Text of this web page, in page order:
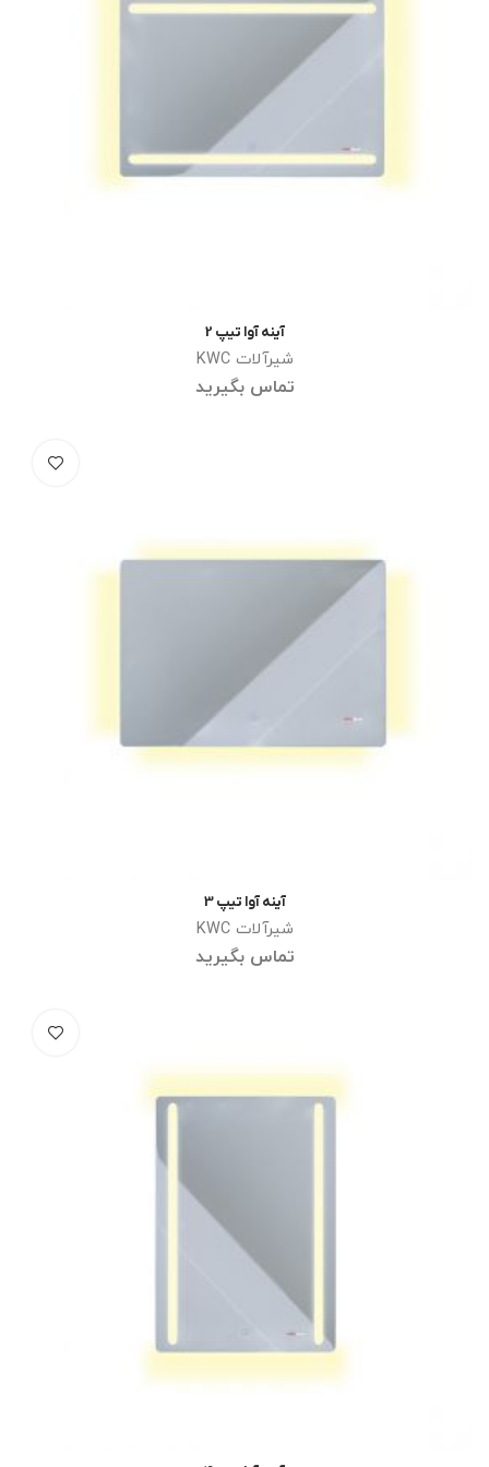
اطلاعات بیشتر
آینه آوا تیپ 2
شیرآلات KWC
تماس بگیرید
اطلاعات بیشتر
آینه آوا تیپ 3
شیرآلات KWC
تماس بگیرید